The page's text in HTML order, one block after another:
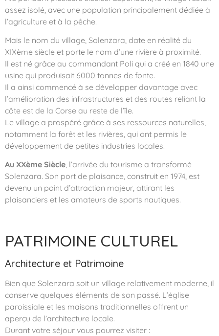
assez isolé, avec une population principalement dédiée à
l’agriculture et à la pêche.
Mais le nom du village, Solenzara, date en réalité du
XIXème siècle et porte le nom d’une rivière à proximité.
Il est né grâce au commandant Poli qui a créé en 1840 une
usine qui produisait 6000 tonnes de fonte.
Il a ainsi commencé à se développer davantage avec
l’amélioration des infrastructures et des routes reliant la
côte est de la Corse au reste de l’île.
Le village a prospéré grâce à ses ressources naturelles,
notamment la forêt et les rivières, qui ont permis le
développement de petites industries locales.
Au XXème Siècle, l’arrivée du tourisme a transformé
Solenzara. Son port de plaisance, construit en 1974, est
devenu un point d’attraction majeur, attirant les
plaisanciers et les amateurs de sports nautiques.
PATRIMOINE CULTUREL
Architecture et Patrimoine
Bien que Solenzara soit un village relativement moderne, il
conserve quelques éléments de son passé. L’église
paroissiale et les maisons traditionnelles offrent un
aperçu de l’architecture locale.
Durant votre séjour vous pourrez visiter :